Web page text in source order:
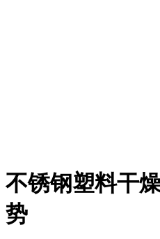
不锈钢塑料干
势